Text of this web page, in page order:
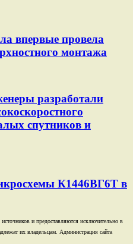
впервые провела
монтажа
разработали
спутников и
К1446ВГ6Т в
и предоставляются исключительно в
их владельцам. Администрация сайта